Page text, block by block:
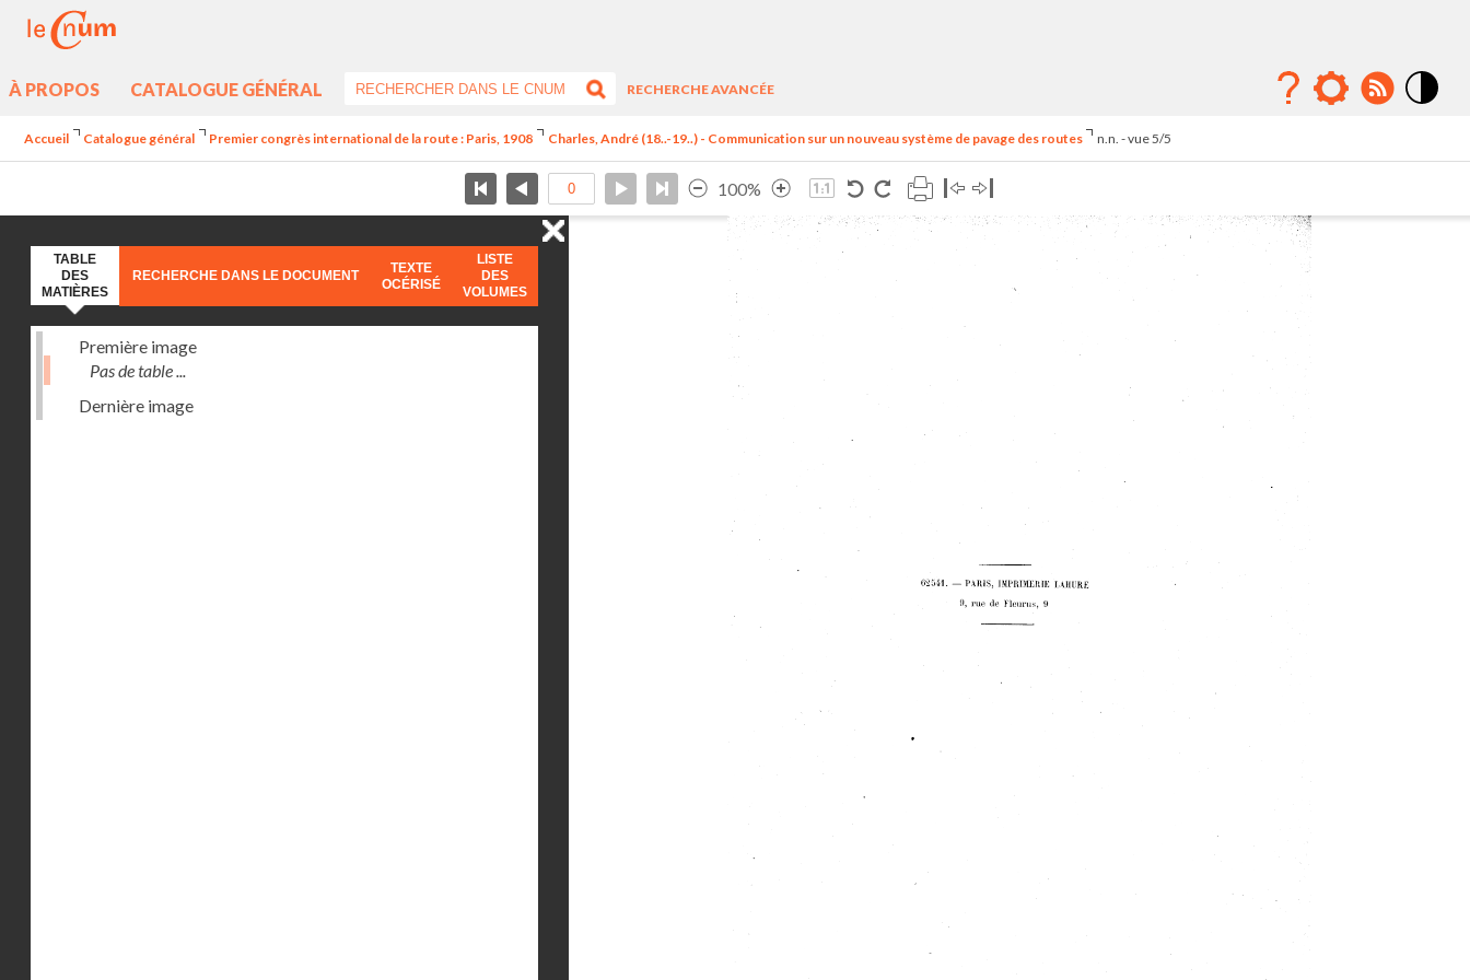
À PROPOS CATALOGUE GÉNÉRAL
RECHERCHE AVANCÉE
Accueil Catalogue général Premier congrès international de la route : Paris, 1908 Charles, André (18..-19..) - Communication sur un nouveau système de pavage des routes n.n. - vue 5/5
100%
TABLE
DES
MATIÈRES
RECHERCHE DANS LE DOCUMENT
TEXTE
OCÉRISÉ
LISTE
DES
VOLUMES
Première image
Pas de table ...
Dernière image